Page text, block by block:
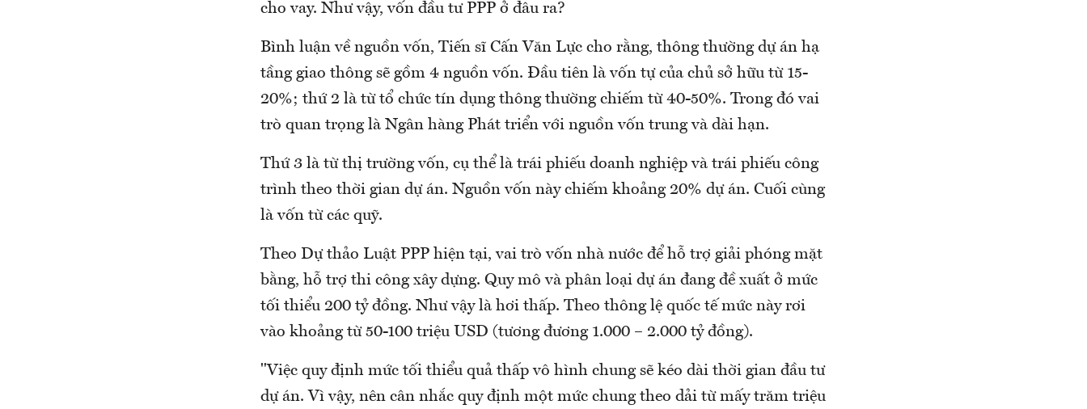
cho vay. Như vậy, vốn đầu tư PPP ở đâu ra?
Bình luận về nguồn vốn, Tiến sĩ Cấn Văn Lực cho rằng, thông thường dự án hạ
tầng giao thông sẽ gồm 4 nguồn vốn. Đầu tiên là vốn tự của chủ sở hữu từ 15-
20%; thứ 2 là từ tổ chức tín dụng thông thường chiếm từ 40-50%. Trong đó vai
trò quan trọng là Ngân hàng Phát triển với nguồn vốn trung và dài hạn.
Thứ 3 là từ thị trường vốn, cụ thể là trái phiếu doanh nghiệp và trái phiếu công
trình theo thời gian dự án. Nguồn vốn này chiếm khoảng 20% dự án. Cuối cùng
là vốn từ các quỹ.
Theo Dự thảo Luật PPP hiện tại, vai trò vốn nhà nước để hỗ trợ giải phóng mặt
bằng, hỗ trợ thi công xây dựng. Quy mô và phân loại dự án đang đề xuất ở mức
tối thiểu 200 tỷ đồng. Như vậy là hơi thấp. Theo thông lệ quốc tế mức này rơi
vào khoảng từ 50-100 triệu USD (tương đương 1.000 – 2.000 tỷ đồng).
"Việc quy định mức tối thiểu quả thấp vô hình chung sẽ kéo dài thời gian đầu tư
dự án. Vì vậy, nên cân nhắc quy định một mức chung theo dải từ mấy trăm triệu